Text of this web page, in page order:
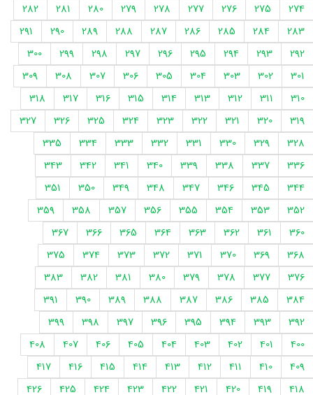
274
275
276
277
278
279
280
281
282
283
284
285
286
287
288
289
290
291
292
293
294
295
296
297
298
299
300
301
302
303
304
305
306
307
308
309
310
311
312
313
314
315
316
317
318
319
320
321
322
323
324
325
326
327
328
329
330
331
332
333
334
335
336
337
338
339
340
341
342
343
344
345
346
347
348
349
350
351
352
353
354
355
356
357
358
359
360
361
362
363
364
365
366
367
368
369
370
371
372
373
374
375
376
377
378
379
380
381
382
383
384
385
386
387
388
389
390
391
392
393
394
395
396
397
398
399
400
401
402
403
404
405
406
407
408
409
410
411
412
413
414
415
416
417
418
419
420
421
422
423
424
425
426